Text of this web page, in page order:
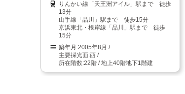
りんかい線「天王洲アイル」駅まで 徒歩
13分
山手線「品川」駅まで 徒歩15分
京浜東北・根岸線「品川」駅まで 徒歩
15分
2005年8月
西
22階 / 地上40階地下1階建